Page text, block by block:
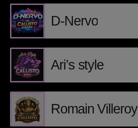
Video stories
World
EMISSION EN COURS
D-Nervo
Ari’s style
Romain Villeroy